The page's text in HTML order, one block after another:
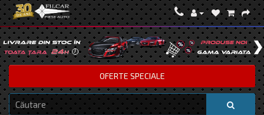
OFERTE SPECIALE